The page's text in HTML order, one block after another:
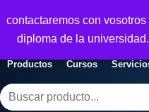
contactaremos con
diploma de la
Seguridad y
empresas
Productos Cursos
Buscar